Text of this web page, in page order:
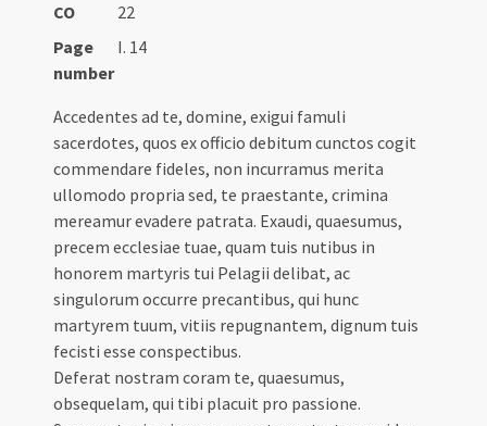
CO
22
Page
number
I. 14
Accedentes ad te, domine, exigui famuli
sacerdotes, quos ex officio debitum cunctos cogit
commendare fideles, non incurramus merita
ullomodo propria sed, te praestante, crimina
mereamur evadere patrata. Exaudi, quaesumus,
precem ecclesiae tuae, quam tuis nutibus in
honorem martyris tui Pelagii delibat, ac
singulorum occurre precantibus, qui hunc
martyrem tuum, vitiis repugnantem, dignum tuis
fecisti esse conspectibus.
Deferat nostram coram te, quaesumus,
obsequelam, qui tibi placuit pro passione.